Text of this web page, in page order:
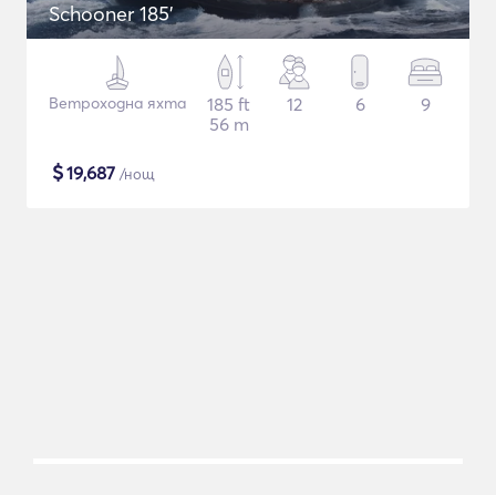
Schooner 185'
Ветроходна яхта
185 ft
56 m
12 6 9
$19,687 /нощ